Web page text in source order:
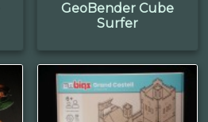
GeoBender Cube
Surfer